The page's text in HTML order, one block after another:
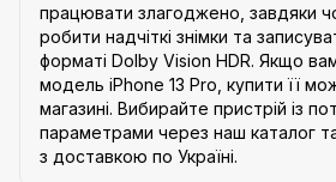
працювати злагоджено, завдяки
робити надчіткі знімки та
форматі Dolby Vision HDR. Якщо
модель iPhone 13 Pro, купити її
магазині. Вибирайте пристрій із
параметрами через наш каталог
з доставкою по Україні.